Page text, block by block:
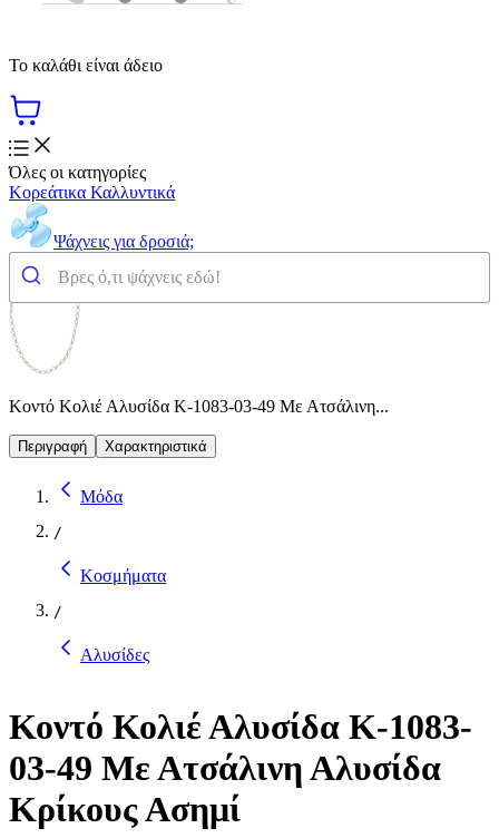
Το καλάθι είναι άδειο
Όλες οι κατηγορίες
Κορεάτικα Καλλυντικά
Ψάχνεις για δροσιά;
Κοντό Κολιέ Αλυσίδα K-1083-03-49 Με Ατσάλινη...
Περιγραφή Χαρακτηριστικά
Μόδα
/
Κοσμήματα
/
Αλυσίδες
Κοντό Κολιέ Αλυσίδα K-1083-
03-49 Με Ατσάλινη Αλυσίδα
Κρίκους Ασημί